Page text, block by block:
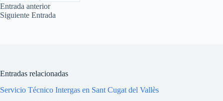
Entrada anterior
Siguiente Entrada
Entradas relacionadas
Servicio Técnico Intergas en Sant Cugat del Vallès